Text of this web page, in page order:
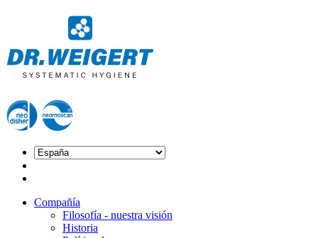
Compañía
Filosofía - nuestra visión
Historia